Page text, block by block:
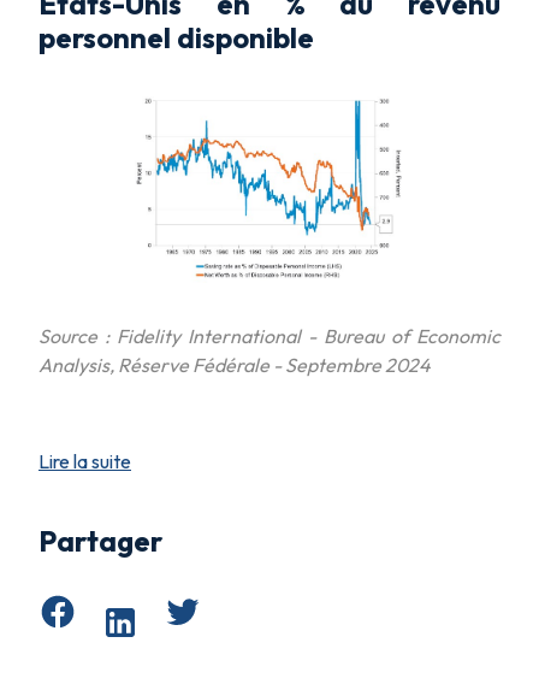
personnel disponible
Source : Fidelity International - Bureau of Economic
Analysis, Réserve Fédérale - Septembre 2024
Lire la suite
Partager